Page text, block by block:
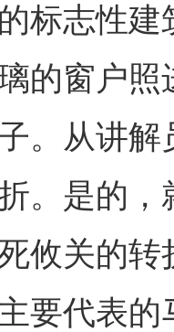
志性建
的窗户
。从讲
。是的
攸关的
要代表